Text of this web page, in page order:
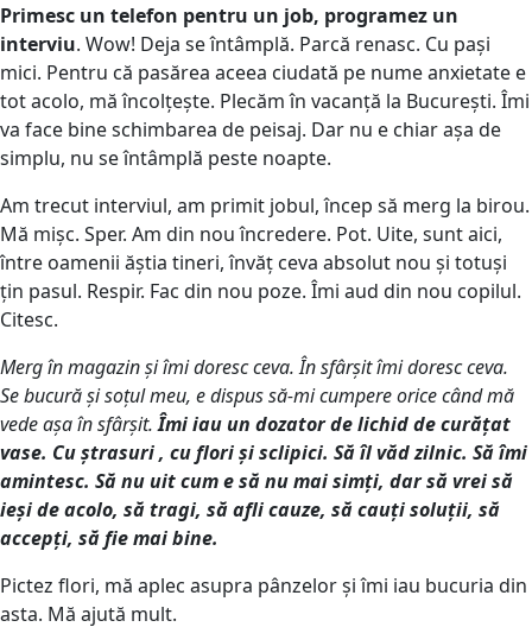
Primesc un telefon pentru un job, programez un
interviu. Wow! Deja se întâmplă. Parcă renasc. Cu pași
mici. Pentru că pasărea aceea ciudată pe nume anxietate e
tot acolo, mă încolțește. Plecăm în vacanță la București. Îmi
va face bine schimbarea de peisaj. Dar nu e chiar așa de
simplu, nu se întâmplă peste noapte.
Am trecut interviul, am primit jobul, încep să merg la birou.
Mă mișc. Sper. Am din nou încredere. Pot. Uite, sunt aici,
între oamenii ăștia tineri, învăț ceva absolut nou și totuși
țin pasul. Respir. Fac din nou poze. Îmi aud din nou copilul.
Citesc.
Merg în magazin și îmi doresc ceva. În sfârșit îmi doresc ceva.
Se bucură și soțul meu, e dispus să-mi cumpere orice când mă
vede așa în sfârșit.Îmi iau un dozator de lichid de curățat
vase. Cu ștrasuri , cu flori și sclipici. Să îl văd zilnic. Să îmi
amintesc. Să nu uit cum e să nu mai simți, dar să vrei să
ieși de acolo, să tragi, să afli cauze, să cauți soluții, să
accepți, să fie mai bine.
Pictez flori, mă aplec asupra pânzelor și îmi iau bucuria din
asta. Mă ajută mult.